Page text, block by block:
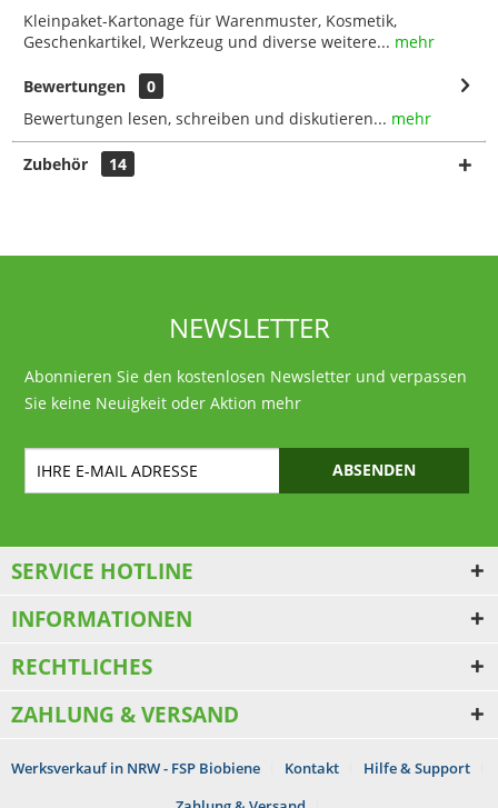
Kleinpaket-Kartonage für Warenmuster, Kosmetik,
Geschenkartikel, Werkzeug und diverse weitere... mehr
Bewertungen
0
Bewertungen lesen, schreiben und diskutieren... mehr
Zubehör 14
NEWSLETTER
Abonnieren Sie den kostenlosen Newsletter und verpassen
Sie keine Neuigkeit oder Aktion mehr
ABSENDEN
SERVICE HOTLINE
INFORMATIONEN
RECHTLICHES
ZAHLUNG & VERSAND
Werksverkauf in NRW - FSP Biobiene Kontakt
Hilfe & Support